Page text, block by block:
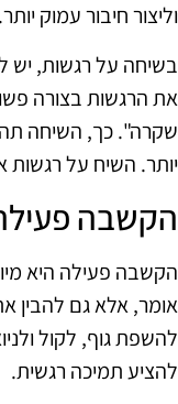
וליצור חיבור עמוק יותר.
בשיחה על רגשות,
את הרגשות בצורה
שקרה". כך, השיחה
יותר. השיח על רגשות
הקשבה
הקשבה פעילה היא
אומר, אלא גם להבין
להשפת גוף, לקול
להציע תמיכה רגשית.